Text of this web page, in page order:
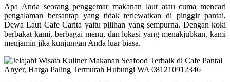
Apa Anda seorang penggemar makanan laut atau cuma mencari
pengalaman bersantap yang tidak terlewatkan di pinggir pantai,
Dewa Laut Cafe Carita yaitu pilihan yang sempurna. Dengan koki
berbakat kami, berbagai menu, dan lokasi yang menakjubkan, kami
menjamin jika kunjungan Anda luar biasa.